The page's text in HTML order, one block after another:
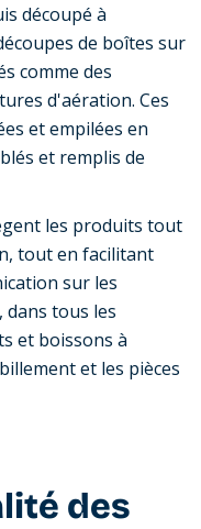
découpé à
de boîtes sur
comme des
d'aération. Ces
et empilées en
et remplis de
les produits tout
tout en facilitant
sur les
dans tous les
et boissons à
et les pièces
des